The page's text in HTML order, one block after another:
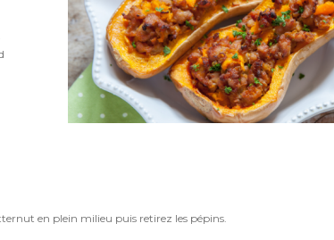
en plein milieu puis retirez les pépins.